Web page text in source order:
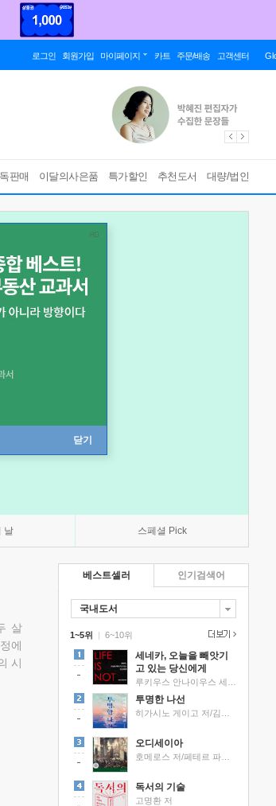
로그인 회원가입 마이페이지 카트 주문/배송 고객센터
판매 이달의사은품 특가할인 추천도서 대량/법인
닫기
날 스페셜 Pick
살
에
시
베스트셀러
국내도서
1~5위 |
세네카, 오늘을 빼앗기
고 있는 당신에게
투명한 나선
오디세이아
독서의 기술
고명환 저
6~10위
인기검색어